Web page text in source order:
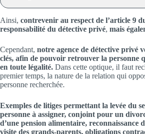
Ainsi, contrevenir au respect de l’article 9
responsabilité du détective privé, mais
Cependant, notre agence de détective privé
clés, afin de pouvoir retrouver la personne
en toute légalité. Dans cette optique, il faut
premier temps, la nature de la relation qui
personne recherchée.
Exemples de litiges permettant la levée du
personne à assigner, conjoint pour un
d’une pension alimentaire, reconnaissance
visite des grands-parents, obligations